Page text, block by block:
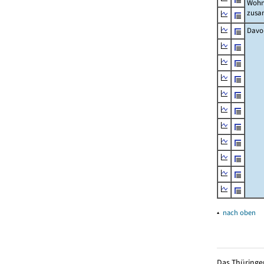
▴ nach oben